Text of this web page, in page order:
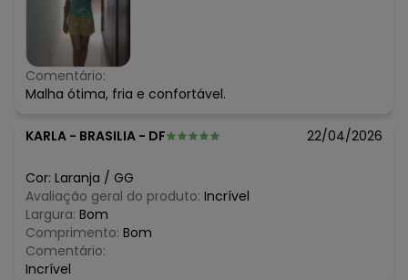
Comentário:
Malha ótima, fria e confortável.
KARLA - BRASILIA - DF 22/04/2026
Cor: Laranja / GG
Avaliação geral do produto: Incrível
Largura: Bom
Comprimento: Bom
Comentário:
Incrível